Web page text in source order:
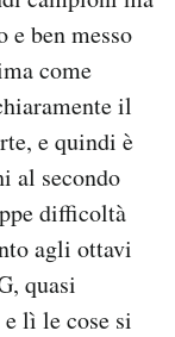
ben messo
come
il
e quindi è
al secondo
difficoltà
agli ottavi
quasi
e lì le cose si